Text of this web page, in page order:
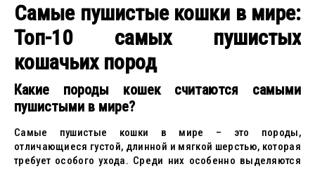
Самые пушистые кошки в мире:
Топ-10 самых пушистых
кошачьих пород
Какие породы кошек считаются самыми
пушистыми в мире?
Самые пушистые кошки в мире – это породы,
отличающиеся густой, длинной и мягкой шерстью, которая
требует особого ухода. Среди них особенно выделяются